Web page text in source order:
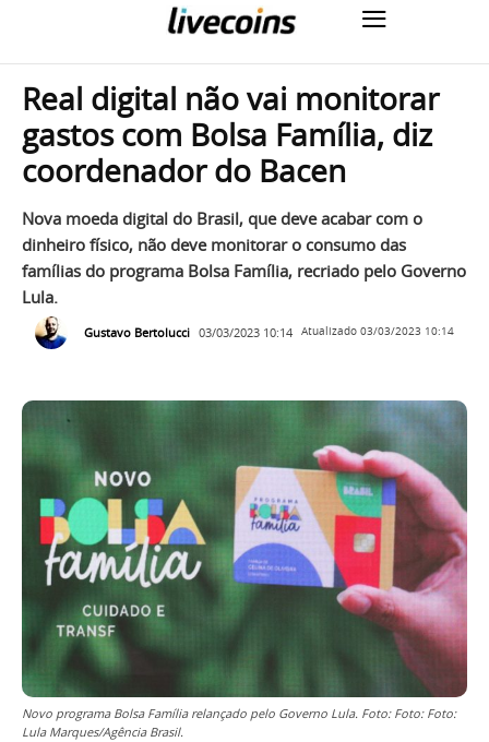
Real digital não vai monitorar
gastos com Bolsa Família, diz
coordenador do Bacen
Nova moeda digital do Brasil, que deve acabar com o
dinheiro físico, não deve monitorar o consumo das
famílias do programa Bolsa Família, recriado pelo Governo
Lula.
Gustavo Bertolucci 03/03/2023 10:14 Atualizado 03/03/2023 10:14
Novo programa Bolsa Família relançado pelo Governo Lula. Foto: Foto: Foto:
Lula Marques/Agência Brasil.